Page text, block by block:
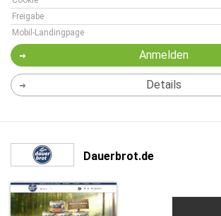
Freigabe
Mobil-Landingpage
Anmelden
Details
Dauerbrot.de